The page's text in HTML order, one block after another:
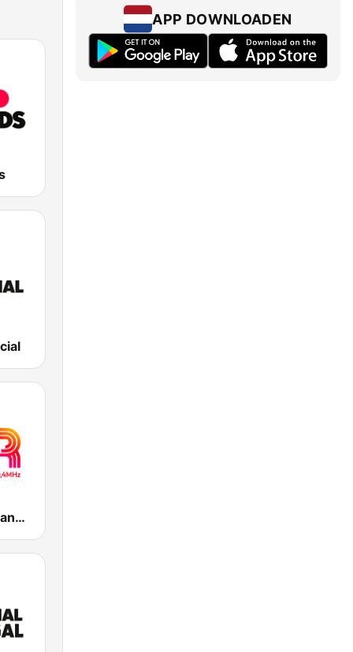
Correio da Manhã Rádio
APP DOWNLOADEN